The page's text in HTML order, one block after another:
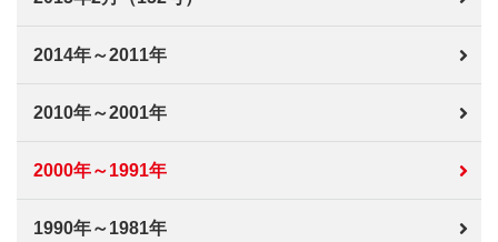
2014年～2011年
2010年～2001年
2000年～1991年
1990年～1981年